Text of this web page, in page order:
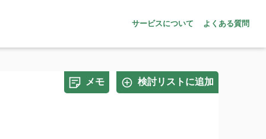
サービスについて よくある質問
メモ 検討リストに追加